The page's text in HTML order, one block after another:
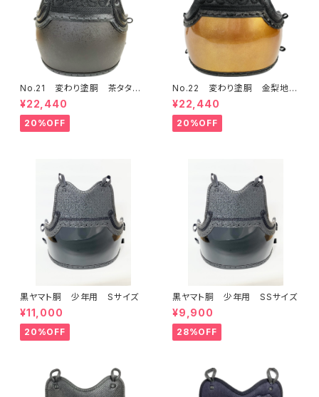
No.21 変わり塗胴 茶タタ
キ 少年用
¥22,440
20%OFF
No.22 変わり塗胴 金梨地
少年用
¥22,440
20%OFF
黒ヤマト胴 少年用 Sサイズ
¥11,000
20%OFF
黒ヤマト胴 少年用 SSサイズ
¥9,900
28%OFF